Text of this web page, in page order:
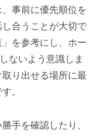
事前に優先順位を
合うことが大切で
を参考にし、ホー
ないよう意識しま
り出せる場所に最
。
手を確認したり、